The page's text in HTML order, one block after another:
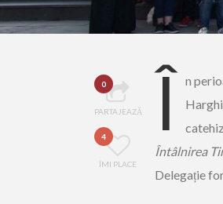
0
PARTAJEAZĂ
4
ÎMI PLACE
Î n
Întâlnirea
Delegație